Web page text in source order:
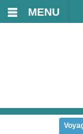
MENU